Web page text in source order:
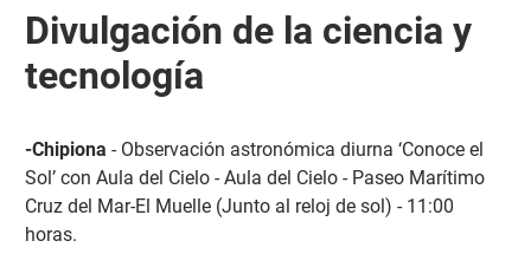
Divulgación de la ciencia y
tecnología
-Chipiona - Observación astronómica diurna ‘Conoce el
Sol’ con Aula del Cielo - Aula del Cielo - Paseo Marítimo
Cruz del Mar-El Muelle (Junto al reloj de sol) - 11:00
horas.